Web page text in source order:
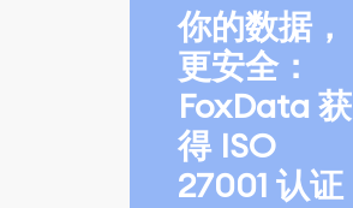
你的数据，
更安全：
FoxData 获
得 ISO
27001 认证